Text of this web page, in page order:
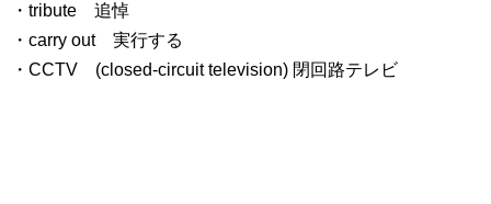
・tribute 追悼
・carry out 実行する
・CCTV (closed-circuit television) 閉回路テレビ